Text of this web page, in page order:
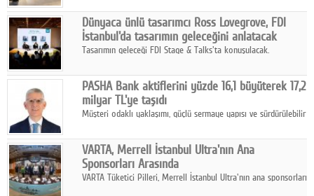
ortaklığıyla özel bir davete ev sahipliği yaptı.
Dünyaca ünlü tasarımcı Ross Lovegrove, FDI
İstanbul'da tasarımın geleceğini anlatacak
Tasarımın geleceği FDI Stage & Talks'ta konuşulacak.
PASHA Bank aktiflerini yüzde 16,1 büyüterek 17,2
milyar TL'ye taşıdı
Müşteri odaklı yaklaşımı, güçlü sermaye yapısı ve sürdürülebilir
yılının ilk yarısında güçlü finansal performansını korudu.
VARTA, Merrell İstanbul Ultra'nın Ana
Sponsorları Arasında
VARTA Tüketici Pilleri, Merrell İstanbul Ultra'nın ana sponsorları